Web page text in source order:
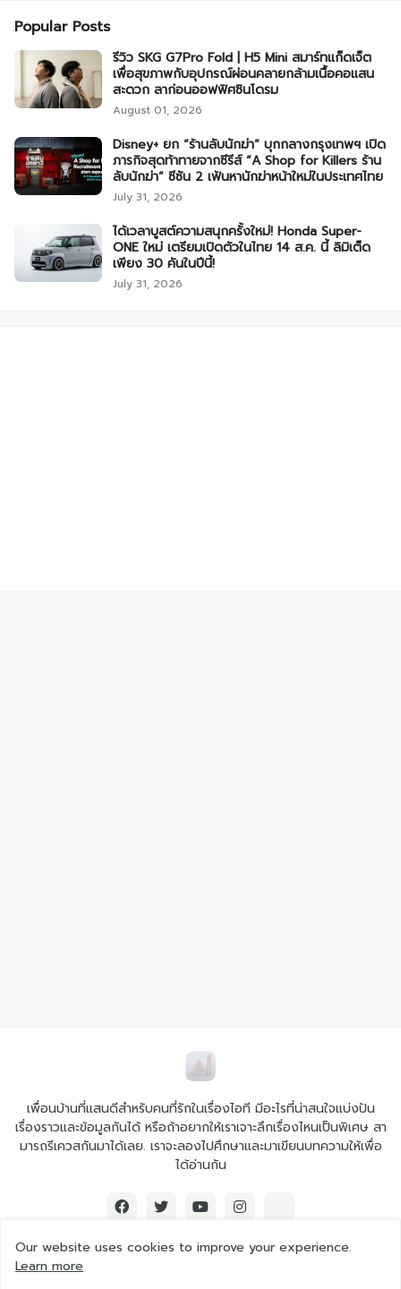
Popular Posts
รีวิว SKG G7Pro Fold | H5 Mini สมาร์ทแก็ดเจ็ต
เพื่อสุขภาพกับอุปกรณ์ผ่อนคลายกล้ามเนื้อคอแสน
สะดวก ลาก่อนออฟฟิศซินโดรม
August 01, 2026
Disney+ ยก “ร้านลับนักฆ่า” บุกกลางกรุงเทพฯ เปิด
ภารกิจสุดท้าทายจากซีรีส์ “A Shop for Killers ร้าน
ลับนักฆ่า” ซีซัน 2 เฟ้นหานักฆ่าหน้าใหม่ในประเทศไทย
July 31, 2026
ได้เวลาบูสต์ความสนุกครั้งใหม่! Honda Super-
ONE ใหม่ เตรียมเปิดตัวในไทย 14 ส.ค. นี้ ลิมิเต็ด
เพียง 30 คันในปีนี้!
July 31, 2026
เพื่อนบ้านที่แสนดีสำหรับคนที่รักในเรื่องไอที มีอะไรที่น่าสนใจแบ่งปัน
เรื่องราวและข้อมูลกันได้ หรือถ้าอยากให้เราเจาะลึกเรื่องไหนเป็นพิเศษ สา
มารถรีเควสกันมาได้เลย. เราจะลองไปศึกษาและมาเขียนบทความให้เพื่อ
ได้อ่านกัน
Our website uses cookies to improve your experience.
Learn more